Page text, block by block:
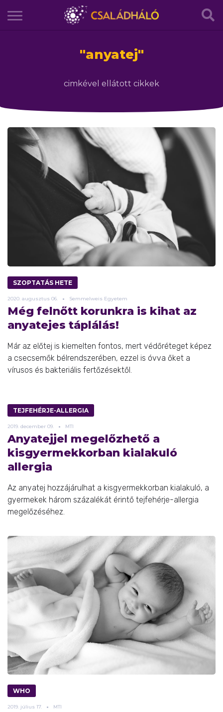
"anyatej"
cimkével ellátott cikkek
SZOPTATÁS HETE
2020. augusztus 06. Semmelweis Egyetem
Még felnőtt korunkra is kihat az
anyatejes táplálás!
Már az előtej is kiemelten fontos, mert védőréteget képez
a csecsemők bélrendszerében, ezzel is óvva őket a
vírusos és bakteriális fertőzésektől.
TEJFEHÉRJE-ALLERGIA
2019. december 09. MTI
Anyatejjel megelőzhető a
kisgyermekkorban kialakuló
allergia
Az anyatej hozzájárulhat a kisgyermekkorban kialakuló, a
gyermekek három százalékát érintő tejfehérje-allergia
megelőzéséhez.
WHO
2019. július 17. MTI